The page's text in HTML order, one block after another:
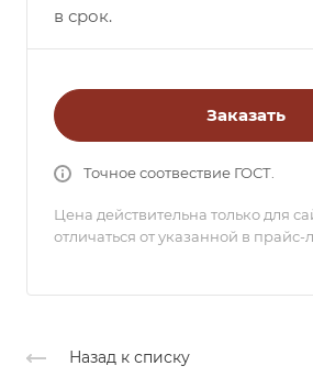
в срок.
Заказать
Точное соотвествие ГОСТ.
Цена действительна только для
отличаться от указанной в прайс-
Назад к списку